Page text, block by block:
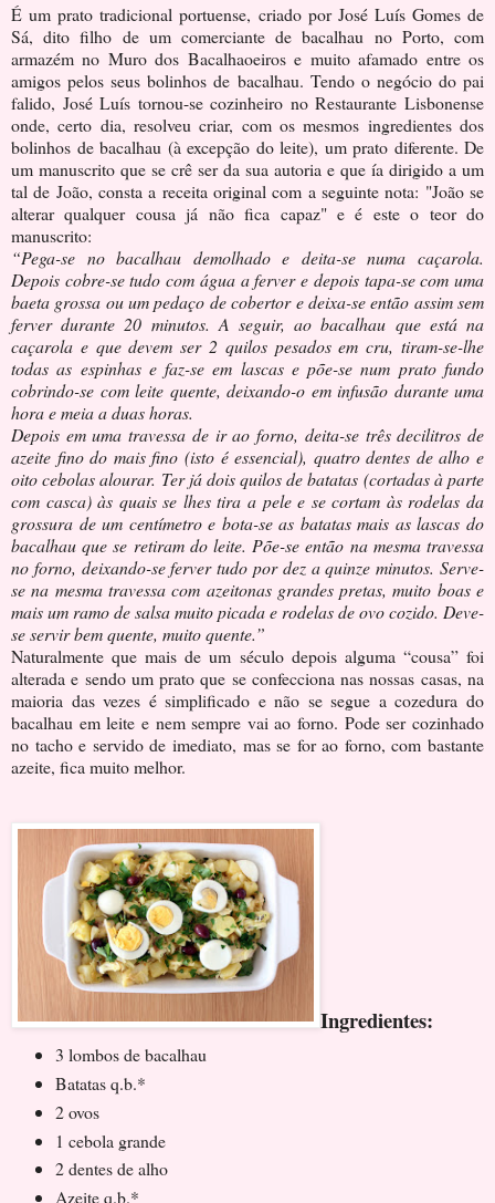
É um prato tradicional portuense, criado por José Luís Gomes de
Sá, dito filho de um comerciante de bacalhau no Porto, com
armazém no Muro dos Bacalhaoeiros e muito afamado entre os
amigos pelos seus bolinhos de bacalhau. Tendo o negócio do pai
falido, José Luís tornou-se cozinheiro no Restaurante Lisbonense
onde, certo dia, resolveu criar, com os mesmos ingredientes dos
bolinhos de bacalhau (à excepção do leite), um prato diferente. De
um manuscrito que se crê ser da sua autoria e que ía dirigido a um
tal de João, consta a receita original com a seguinte nota: "João se
alterar qualquer cousa já não fica capaz" e é este o teor do
manuscrito:
“Pega-se no bacalhau demolhado e deita-se numa caçarola.
Depois cobre-se tudo com água a ferver e depois tapa-se com uma
baeta grossa ou um pedaço de cobertor e deixa-se então assim sem
ferver durante 20 minutos. A seguir, ao bacalhau que está na
caçarola e que devem ser 2 quilos pesados em cru, tiram-se-lhe
todas as espinhas e faz-se em lascas e põe-se num prato fundo
cobrindo-se com leite quente, deixando-o em infusão durante uma
hora e meia a duas horas.
Depois em uma travessa de ir ao forno, deita-se três decilitros de
azeite fino do mais fino (isto é essencial), quatro dentes de alho e
oito cebolas alourar. Ter já dois quilos de batatas (cortadas à parte
com casca) às quais se lhes tira a pele e se cortam às rodelas da
grossura de um centímetro e bota-se as batatas mais as lascas do
bacalhau que se retiram do leite. Põe-se então na mesma travessa
no forno, deixando-se ferver tudo por dez a quinze minutos. Serve-
se na mesma travessa com azeitonas grandes pretas, muito boas e
mais um ramo de salsa muito picada e rodelas de ovo cozido. Deve-
se servir bem quente, muito quente.”
Naturalmente que mais de um século depois alguma “cousa” foi
alterada e sendo um prato que se confecciona nas nossas casas, na
maioria das vezes é simplificado e não se segue a cozedura do
bacalhau em leite e nem sempre vai ao forno. Pode ser cozinhado
no tacho e servido de imediato, mas se for ao forno, com bastante
azeite, fica muito melhor.
Ingredientes:
3 lombos de bacalhau
Batatas q.b.*
2 ovos
1 cebola grande
2 dentes de alho
Azeite q.b.*